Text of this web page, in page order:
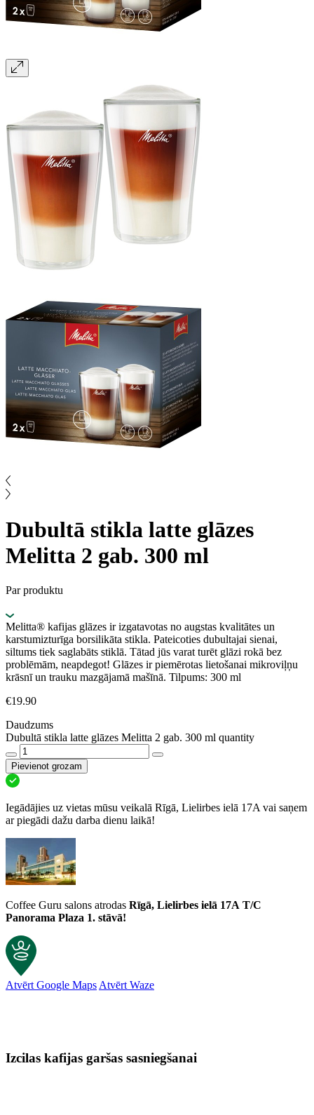
Dubultā stikla latte glāzes
Melitta 2 gab. 300 ml
Par produktu
Melitta® kafijas glāzes ir izgatavotas no augstas kvalitātes un
karstumizturīga borsilikāta stikla. Pateicoties dubultajai sienai,
siltums tiek saglabāts stiklā. Tātad jūs varat turēt glāzi rokā bez
problēmām, neapdegot! Glāzes ir piemērotas lietošanai mikroviļņu
krāsnī un trauku mazgājamā mašīnā. Tilpums: 300 ml
€19.90
Daudzums
Dubultā stikla latte glāzes Melitta 2 gab. 300 ml quantity
Pievienot grozam
Iegādājies uz vietas mūsu veikalā Rīgā, Lielirbes ielā 17A vai saņem
ar piegādi dažu darba dienu laikā!
Coffee Guru salons atrodas Rīgā, Lielirbes ielā 17A T/C
Panorama Plaza 1. stāvā!
Atvērt Google Maps Atvērt Waze
Izcilas kafijas garšas sasniegšanai